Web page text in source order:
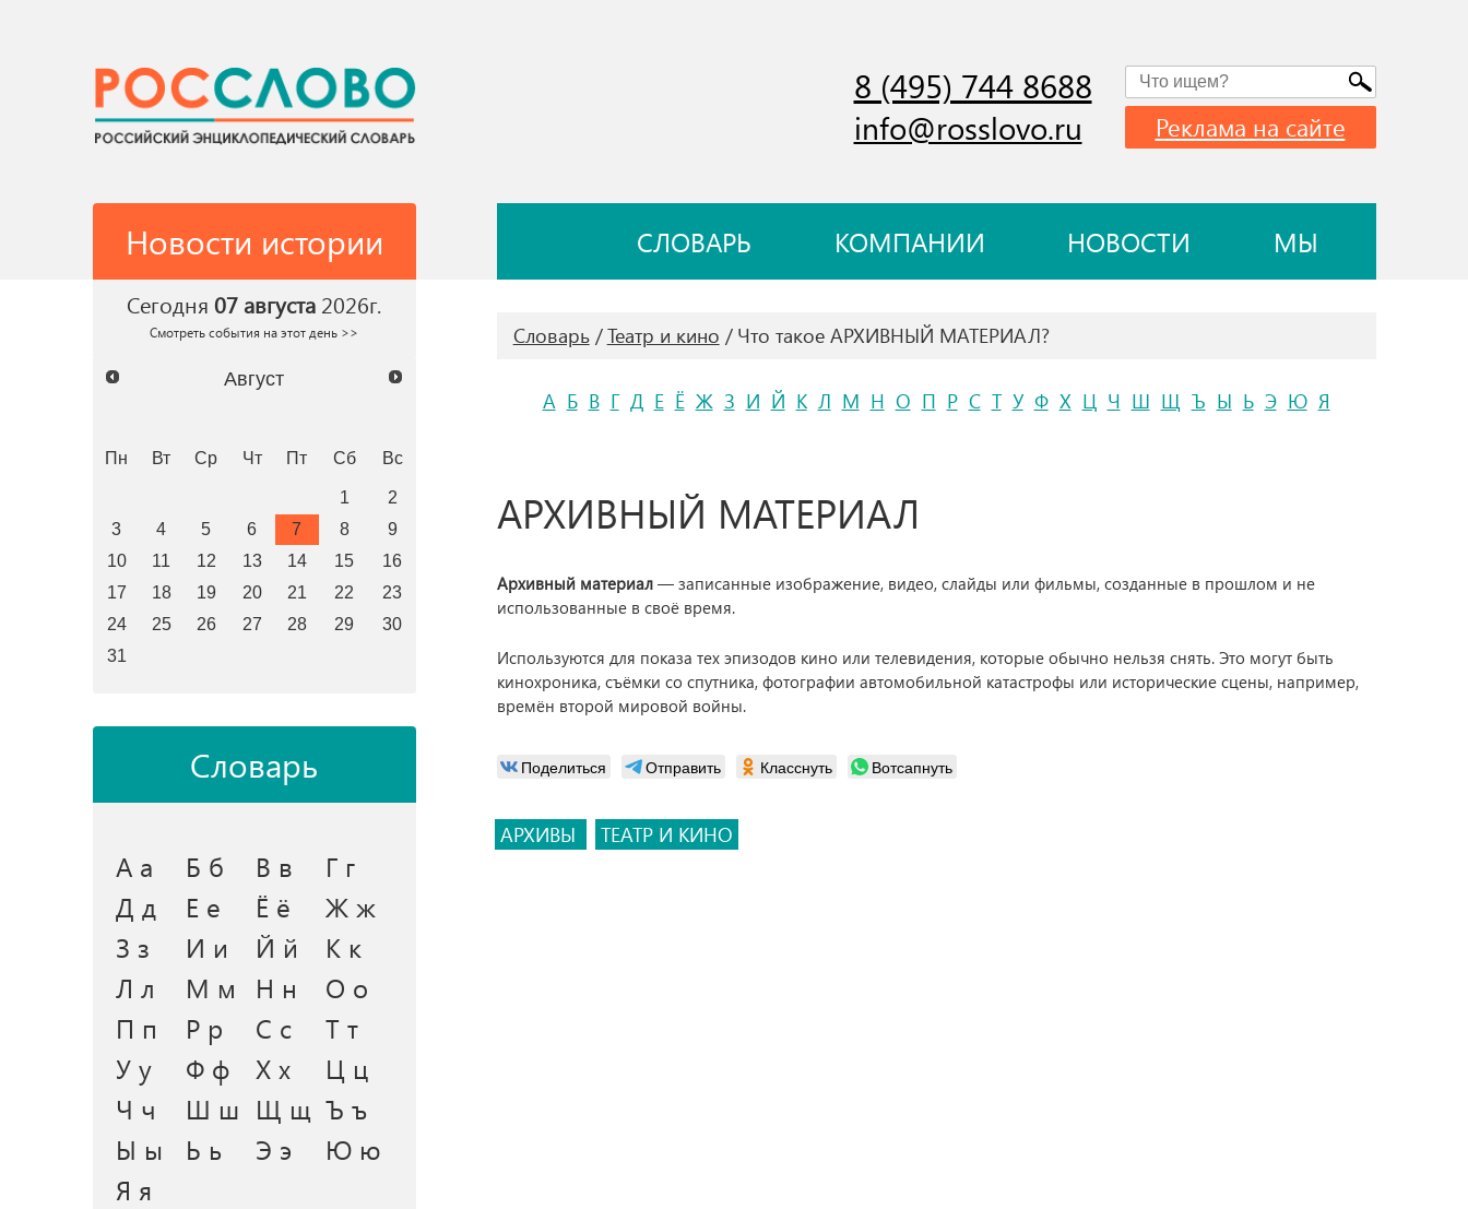
8 (495) 744 8688
info@rosslovo.ru Реклама на сайте
Новости истории СЛОВАРЬ КОМПАНИИ НОВОСТИ МЫ
Сегодня 07 августа 2026г.
Смотреть события на этот день >>
Август
Пн Вт Ср Чт Пт Сб Вс
1
2
3
4 5 6 7 8
9
10
11 12 13 14 15
16
17
18 19 20 21 22
23
24
25 26 27 28 29
30
31
Словарь
А а Б б В в
Г г
Д д
Е е Ё ё
Ж ж
З з
И и Й й
К к
Л л
М м Н н
О о
П п
Р р С с
Т т
У у
Ф ф Х х
Ц ц
Ч ч
Ш ш Щ щ Ъ ъ
Ы ы
Ь ь Э э
Ю ю
Я я
Словарь Театр и кино Что такое АРХИВНЫЙ МАТЕРИАЛ?
А Б В Г Д Е Ё Ж З И Й К Л М Н О П Р С Т У Ф Х Ц Ч Ш Щ Ъ Ы Ь Э Ю Я
АРХИВНЫЙ МАТЕРИАЛ
Архивный материал— записанные изображение, видео, слайды или фильмы, созданные в прошлом и не
использованные в своё время.
Используются для показа тех эпизодов кино или телевидения, которые обычно нельзя снять. Это могут быть
кинохроника, съёмки со спутника, фотографии автомобильной катастрофы или исторические сцены, например,
времён второй мировой войны.
Поделиться Отправить Класснуть Вотсапнуть
АРХИВЫ ТЕАТР И КИНО